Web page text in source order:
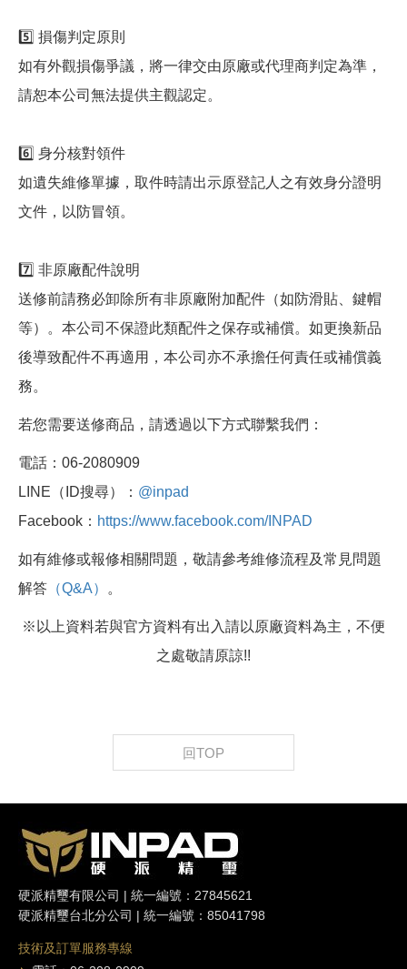
5️⃣ 損傷判定原則
如有外觀損傷爭議，將一律交由原廠或代理商判定為準，
請恕本公司無法提供主觀認定。
6️⃣ 身分核對領件
如遺失維修單據，取件時請出示原登記人之有效身分證明
文件，以防冒領。
7️⃣ 非原廠配件說明
送修前請務必卸除所有非原廠附加配件（如防滑貼、鍵帽
等）。本公司不保證此類配件之保存或補償。如更換新品
後導致配件不再適用，本公司亦不承擔任何責任或補償義
務。
若您需要送修商品，請透過以下方式聯繫我們：
電話：06-2080909
LINE（ID搜尋）： @inpad
Facebook： https://www.facebook.com/INPAD
如有維修或報修相關問題，敬請參考維修流程及常見問題
解答 （Q&A） 。
※以上資料若與官方資料有出入請以原廠資料為主，不便
之處敬請原諒!!
回TOP
硬派精璽有限公司 | 統一編號：27845621
硬派精璽台北分公司 | 統一編號：85041798
技術及訂單服務專線